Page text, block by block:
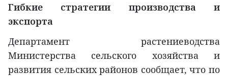
Гибкие стратегии производства и
экспорта
Департамент растениеводства
Министерства сельского хозяйства и
развития сельских районов сообщает, что по